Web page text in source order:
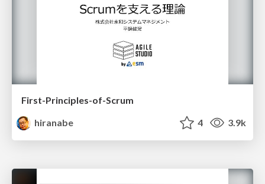
First-Principles-of-Scrum
hiranabe
4 3.9k